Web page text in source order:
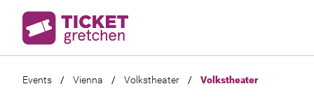
Events / Vienna / Volkstheater / Volkstheater